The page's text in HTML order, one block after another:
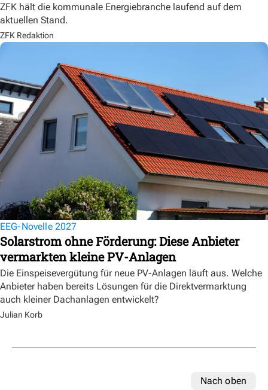
ZFK hält die kommunale Energiebranche laufend auf dem
aktuellen Stand.
ZFK Redaktion
EEG-Novelle 2027
Solarstrom ohne Förderung: Diese Anbieter
vermarkten kleine PV-Anlagen
Die Einspeisevergütung für neue PV-Anlagen läuft aus. Welche
Anbieter haben bereits Lösungen für die Direktvermarktung
auch kleiner Dachanlagen entwickelt?
Julian Korb
Nach oben